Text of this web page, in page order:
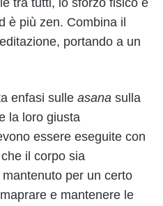
è più zen. Combina il
portando a un
enfasi sulle asana sulla
la loro giusta
essere eseguite con
il corpo sia
per un certo
e mantenere le